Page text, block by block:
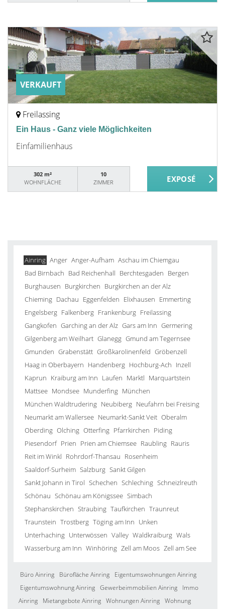
VERKAUFT
Freilassing
Ein Haus - Ganz viele Möglichkeiten
Einfamilienhaus
302 m²
WOHNFLÄCHE
10
ZIMMER
Ainring Anger Anger-Aufham Aschau im Chiemgau
Bad Birnbach Bad Reichenhall Berchtesgaden Bergen
Burghausen Burgkirchen Burgkirchen an der Alz
Chieming Dachau Eggenfelden Elixhausen Emmerting
Engelsberg Falkenberg Frankenburg Freilassing
Gangkofen Garching an der Alz Gars am Inn Germering
Gilgenberg am Weilhart Glanegg Gmund am Tegernsee
Gmunden Grabenstätt Großkarolinenfeld Gröbenzell
Haag in Oberbayern Handenberg Hochburg-Ach Inzell
Kaprun Kraiburg am Inn Laufen Marktl Marquartstein
Mattsee Mondsee Munderfing München
München Waldtrudering Neubiberg Neufahrn bei Freising
Neumarkt am Wallersee Neumarkt-Sankt Veit Oberalm
Oberding Olching Otterfing Pfarrkirchen Piding
Piesendorf Prien Prien am Chiemsee Raubling Rauris
Reit im Winkl Rohrdorf-Thansau Rosenheim
Saaldorf-Surheim Salzburg Sankt Gilgen
Sankt Johann in Tirol Schechen Schleching Schneizlreuth
Schönau Schönau am Königssee Simbach
Stephanskirchen Straubing Taufkirchen Traunreut
Traunstein Trostberg Töging am Inn Unken
Unterhaching Unterwössen Valley Waldkraiburg Wals
Wasserburg am Inn Winhöring Zell am Moos Zell am See
Büro Ainring Bürofläche Ainring
Eigentumswohnungen Ainring
Eigentumswohnung Ainring Gewerbeimmobilien Ainring
Immo
Ainring
Mietangebote Ainring Wohnungen Ainring Wohnung